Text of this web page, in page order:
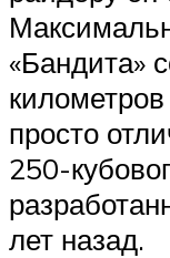
«Бандита»
просто
250-
лет назад.